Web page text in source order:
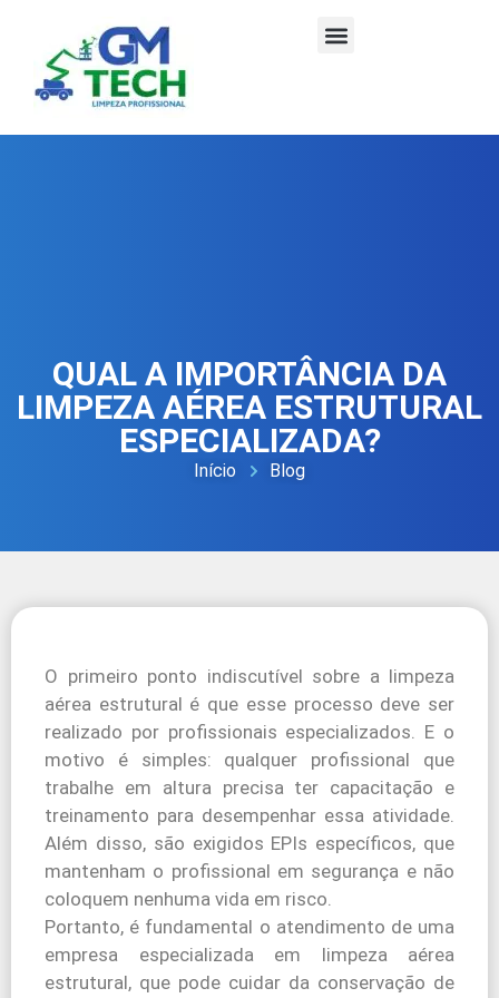
QUAL A IMPORTÂNCIA DA
LIMPEZA AÉREA ESTRUTURAL
ESPECIALIZADA?
Início Blog
O primeiro ponto indiscutível sobre a limpeza
aérea estrutural é que esse processo deve ser
realizado por profissionais especializados. E o
motivo é simples: qualquer profissional que
trabalhe em altura precisa ter capacitação e
treinamento para desempenhar essa atividade.
Além disso, são exigidos EPIs específicos, que
mantenham o profissional em segurança e não
coloquem nenhuma vida em risco.
Portanto, é fundamental o atendimento de uma
empresa especializada em limpeza aérea
estrutural, que pode cuidar da conservação de